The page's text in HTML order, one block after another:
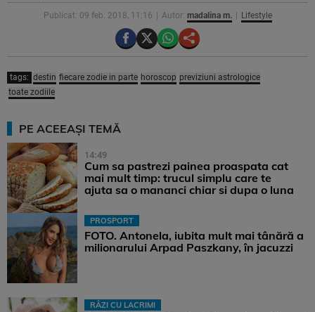
Publicat: 09 feb. 2018, 11:16 Autor: madalina m. Lifestyle
tags: destin fiecare zodie in parte horoscop previziuni astrologice
toate zodiile
PE ACEEAȘI TEMĂ
14:49
Cum sa pastrezi painea proaspata cat
mai mult timp: trucul simplu care te
ajuta sa o mananci chiar si dupa o luna
PROSPORT
FOTO. Antonela, iubita mult mai tânără a
milionarului Arpad Paszkany, în jacuzzi
RÂZI CU LACRIMI